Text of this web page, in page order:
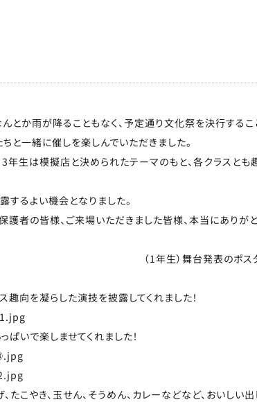
とか雨が降ることもなく、予定通り文化祭を決行するこ
と一緒に催しを楽しんでいただきました。
年生は模擬店と決められたテーマのもと、各クラスと
るよい機会となりました。
者の皆様、ご来場いただきました皆様、本当にありがと
1年生）舞台発表のポス
向を凝らした演技を披露してくれました！
ぱいで楽しませてくれました！
こやき、玉せん、そうめん、カレーなどなど、おいし